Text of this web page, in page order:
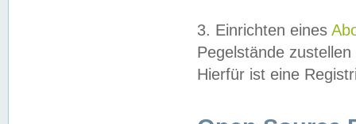
3. Einrichten eines
Pegelstände
Hierfür ist eine